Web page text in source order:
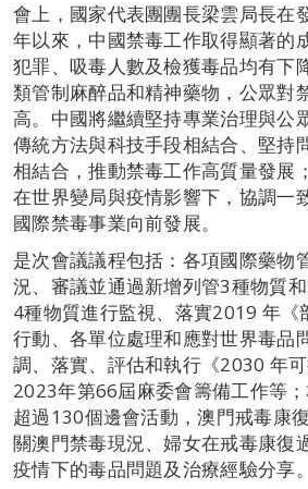
會上，國家代表團團長梁雲局長在
年以來，中國禁毒工作取得顯著的
犯罪、吸毒人數及檢獲毒品均有下
類管制麻醉品和精神藥物，公眾對
高。中國將繼續堅持專業治理與公
傳統方法與科技手段相結合、堅持
相結合，推動禁毒工作高質量發展
在世界變局與疫情影響下，協調一
國際禁毒事業向前發展。
是次會議議程包括：各項國際藥物
況、審議並通過新增列管3種物質
4種物質進行監視、落實2019 年《
行動、各單位處理和應對世界毒品
調、落實、評估和執行《2030 年
2023年第66屆麻委會籌備工作等
超過130個邊會活動，澳門戒毒康
關澳門禁毒現況、婦女在戒毒康復
疫情下的毒品問題及治療經驗分享。